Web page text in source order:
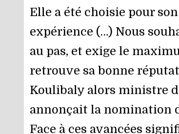
Elle a été choisie pour
expérience (…) Nous
au pas, et exige le
retrouve sa bonne
Koulibaly alors ministre
annonçait la nomination
Face à ces avancées